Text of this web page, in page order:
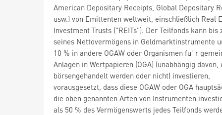
American Depositary Receipts, Global Depositary
usw.) von Emittenten weltweit, einschließlich Real
Investment Trusts ("REITs"). Der Teilfonds kann bis
seines Nettovermögens in Geldmarktinstrumente
10 % in andere OGAW oder Organismen fu¨r
Anlagen in Wertpapieren (OGA) (unabhängig davon,
börsengehandelt werden oder nicht) investieren,
vorausgesetzt, dass diese OGAW oder OGA
die oben genannten Arten von Instrumenten
als 50 % des Vermögenswerts jedes Teilfonds